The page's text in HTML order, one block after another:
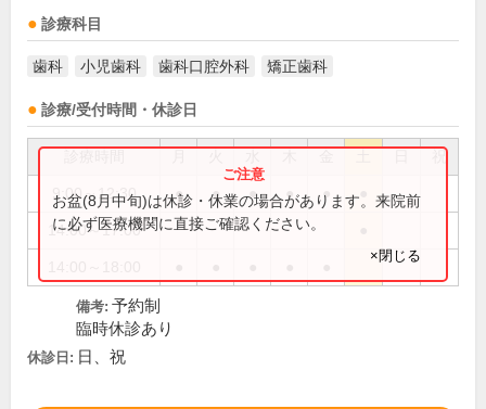
診療科目
歯科 小児歯科 歯科口腔外科 矯正歯科
診療/受付時間・休診日
祝
9:00～12:30 ● ● ● ● ●
14:00～17:00
お盆(8月中旬)は休診・休業の場合があります。来院前
に必ず医療機関に直接ご確認ください。
×閉じる
備考: 予約制
臨時休診あり
休診日: 日、祝